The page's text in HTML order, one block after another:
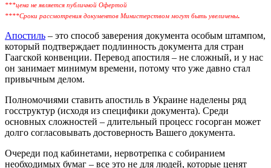
***цена не является публичной Офертой
****Сроки рассмотрения документов Министерством могут быть увеличены.
Апостиль – это способ заверения документа особым штампом,
который подтверждает подлинность документа для стран
Гаагской конвенции. Перевод апостиля – не сложный, и у нас
он занимает минимум времени, потому что уже давно стал
привычным делом.
Полномочиями ставить апостиль в Украине наделены ряд
госструктур (исходя из специфики документа). Среди
основных сложностей – длительный процесс госорган может
долго согласовывать достоверность Вашего документа.
Очереди под кабинетами, нервотрепка с собиранием
необходимых бумаг – все это не для людей, которые ценят